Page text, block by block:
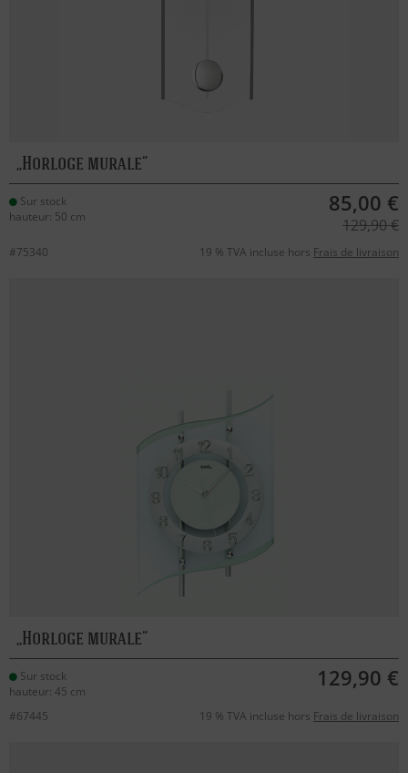
Horloge murale
Sur stock
hauteur: 50 cm
85,00 €
129,90 €
#75340 19 % TVA incluse hors Frais de livraison
Horloge murale
Sur stock
hauteur: 45 cm
129,90 €
#67445 19 % TVA incluse hors Frais de livraison